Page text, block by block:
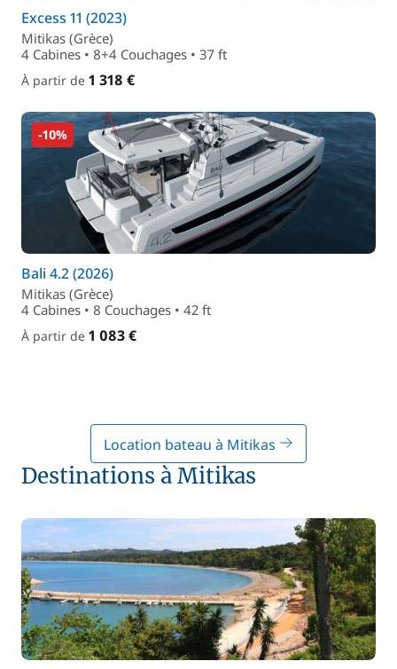
Excess 11 (2023)
Mitikas (Grèce)
4 Cabines • 8+4 Couchages • 37 ft
À partir de 1 318 €
-10%
Bali 4.2 (2026)
Mitikas (Grèce)
4 Cabines • 8 Couchages • 42 ft
À partir de 1 083 €
Location bateau à Mitikas
Destinations à Mitikas